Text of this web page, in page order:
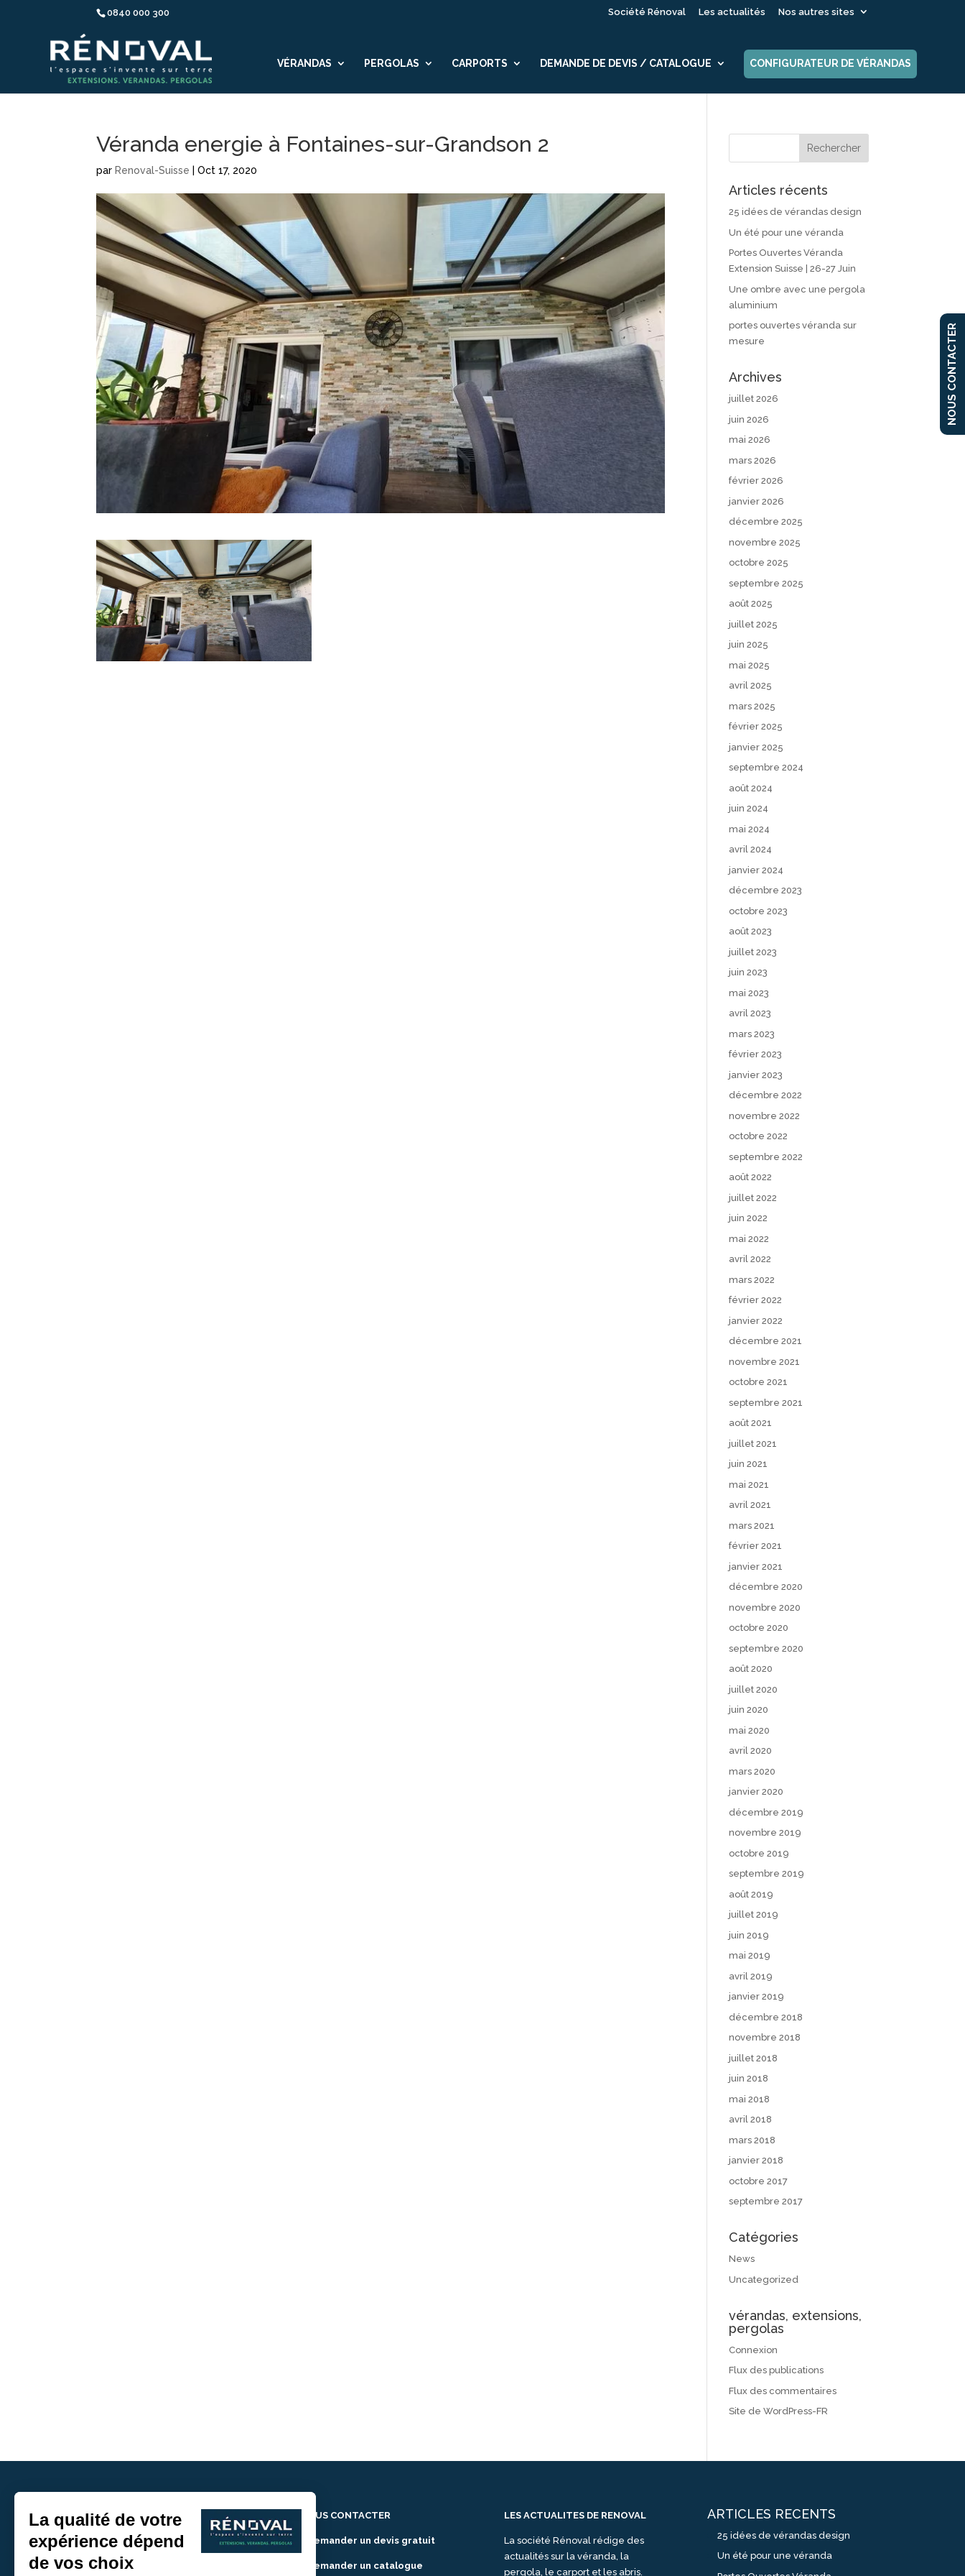
0840 000 300 Société Rénoval Les actualités Nos autres sites
VÉRANDAS PERGOLAS CARPORTS DEMANDE DE DEVIS / CATALOGUE CONFIGURATEUR DE VÉRANDAS
Véranda energie à Fontaines-sur-Grandson 2
par Renoval-Suisse |Oct 17, 2020
Articles récents
25 idées de vérandas design
Un été pour une véranda
Portes Ouvertes Véranda
Extension Suisse | 26-27 Juin
Une ombre avec une pergola
aluminium
portes ouvertes véranda sur
mesure
Archives
juillet 2026
juin 2026
mai 2026
mars 2026
février 2026
janvier 2026
décembre 2025
novembre 2025
octobre 2025
septembre 2025
août 2025
juillet 2025
juin 2025
mai 2025
avril 2025
mars 2025
février 2025
janvier 2025
septembre 2024
août 2024
juin 2024
mai 2024
avril 2024
janvier 2024
décembre 2023
octobre 2023
août 2023
juillet 2023
juin 2023
mai 2023
avril 2023
mars 2023
février 2023
janvier 2023
décembre 2022
novembre 2022
octobre 2022
septembre 2022
août 2022
juillet 2022
juin 2022
mai 2022
avril 2022
mars 2022
février 2022
janvier 2022
décembre 2021
novembre 2021
octobre 2021
septembre 2021
août 2021
juillet 2021
juin 2021
mai 2021
avril 2021
mars 2021
février 2021
janvier 2021
décembre 2020
novembre 2020
octobre 2020
septembre 2020
août 2020
juillet 2020
juin 2020
mai 2020
avril 2020
mars 2020
janvier 2020
décembre 2019
novembre 2019
octobre 2019
septembre 2019
août 2019
juillet 2019
juin 2019
mai 2019
avril 2019
janvier 2019
décembre 2018
novembre 2018
juillet 2018
juin 2018
mai 2018
avril 2018
mars 2018
janvier 2018
octobre 2017
septembre 2017
Catégories
News
Uncategorized
vérandas, extensions,
pergolas
Connexion
Flux des publications
Flux des commentaires
Site de WordPress-FR
NOUS CONTACTER
> Demander un devis gratuit
> Demander un catalogue
LES ACTUALITES DE RENOVAL
La société Rénoval rédige des
actualités sur la véranda, la
pergola, le carport et les abris.
ARTICLES RECENTS
25 idées de vérandas design
Un été pour une véranda
NOUS CONTACTER